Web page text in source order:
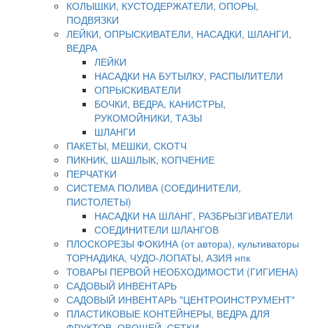
КОЛЫШКИ, КУСТОДЕРЖАТЕЛИ, ОПОРЫ,
ПОДВЯЗКИ
ЛЕЙКИ, ОПРЫСКИВАТЕЛИ, НАСАДКИ, ШЛАНГИ,
ВЕДРА
ЛЕЙКИ
НАСАДКИ НА БУТЫЛКУ, РАСПЫЛИТЕЛИ
ОПРЫСКИВАТЕЛИ
БОЧКИ, ВЕДРА, КАНИСТРЫ,
РУКОМОЙНИКИ, ТАЗЫ
ШЛАНГИ
ПАКЕТЫ, МЕШКИ, СКОТЧ
ПИКНИК, ШАШЛЫК, КОПЧЕНИЕ
ПЕРЧАТКИ
СИСТЕМА ПОЛИВА (СОЕДИНИТЕЛИ,
ПИСТОЛЕТЫ)
НАСАДКИ НА ШЛАНГ, РАЗБРЫЗГИВАТЕЛИ
СОЕДИНИТЕЛИ ШЛАНГОВ
ПЛОСКОРЕЗЫ ФОКИНА (от автора), культиваторы
ТОРНАДИКА, ЧУДО-ЛОПАТЫ, АЗИЯ нпк
ТОВАРЫ ПЕРВОЙ НЕОБХОДИМОСТИ (ГИГИЕНА)
САДОВЫЙ ИНВЕНТАРЬ
САДОВЫЙ ИНВЕНТАРЬ "ЦЕНТРОИНСТРУМЕНТ"
ПЛАСТИКОВЫЕ КОНТЕЙНЕРЫ, ВЕДРА ДЛЯ